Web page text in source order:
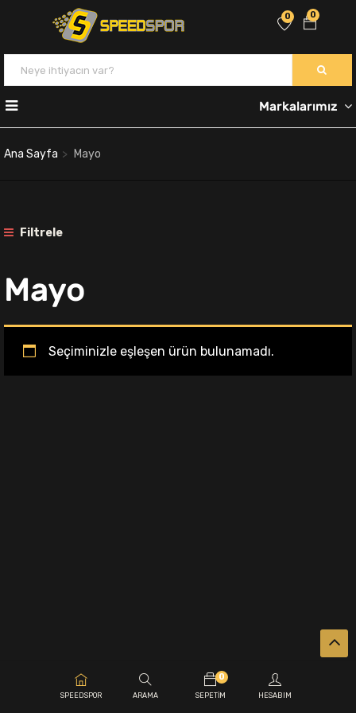
0
0
Markalarımız
Ana Sayfa Mayo
Filtrele
Mayo
Seçiminizle eşleşen ürün bulunamadı.
SPEEDSPOR ARAMA
0
SEPETIM HESABIM